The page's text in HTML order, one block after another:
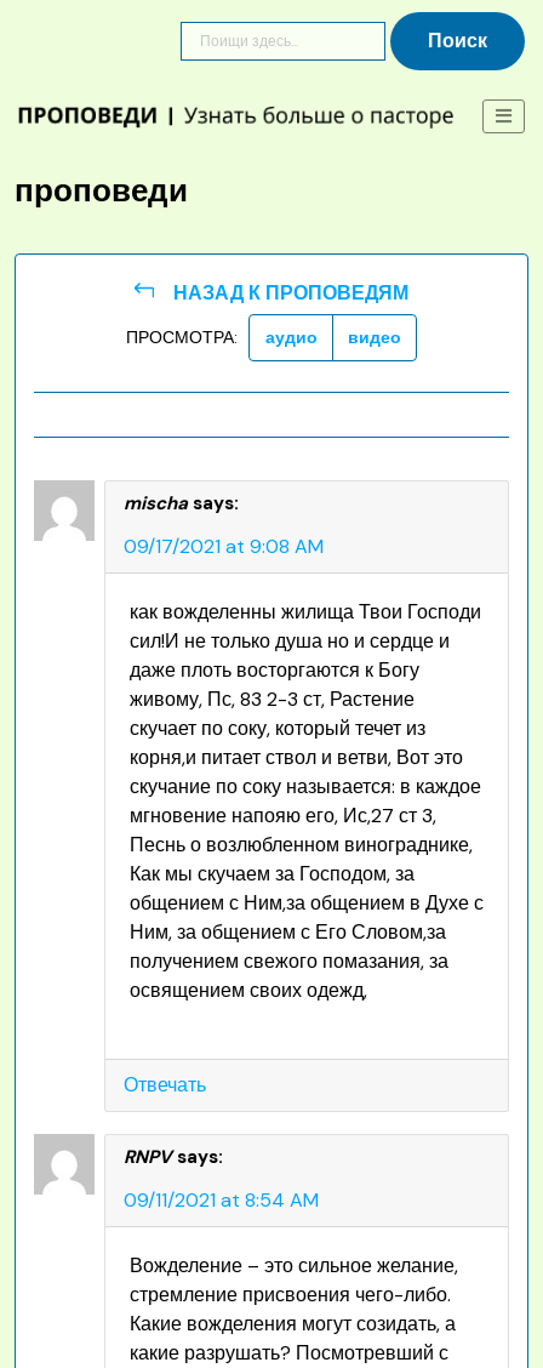
проповеди
НАЗАД К ПРОПОВЕДЯМ
ПРОСМОТРА: аудио видео
mischa says:
09/17/2021 at 9:08 AM
как вожделенны жилища Твои Господи
сил!И не только душа но и сердце и
даже плоть восторгаются к Богу
живому, Пс, 83 2-3 ст, Растение
скучает по соку, который течет из
корня,и питает ствол и ветви, Вот это
скучание по соку называется: в каждое
мгновение напояю его, Ис,27 ст 3,
Песнь о возлюбленном винограднике,
Как мы скучаем за Господом, за
общением с Ним,за общением в Духе с
Ним, за общением с Его Словом,за
получением свежого помазания, за
освящением своих одежд,
Отвечать
RNPV says:
09/11/2021 at 8:54 AM
Вожделение – это сильное желание,
стремление присвоения чего-либо.
Какие вожделения могут созидать, а
какие разрушать? Посмотревший с